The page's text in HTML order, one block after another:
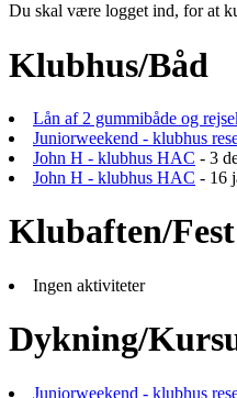
Du skal være logget ind, for at
Klubhus/Båd
Lån af 2 gummibåde og
Juniorweekend - klubhus
John H - klubhus HAC - 3
John H - klubhus HAC - 16
Klubaften/Fest
Ingen aktiviteter
Dykning/
Juniorweekend - klubhus